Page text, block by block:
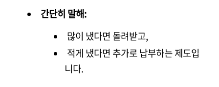
간단히 말해:
많이 냈다면 돌려받고,
적게 냈다면 추가로 납부하는 제도입
니다.